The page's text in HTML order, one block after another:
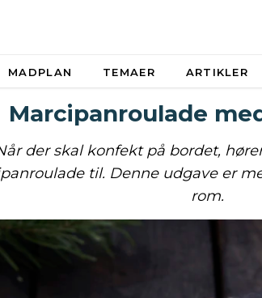
MADPLAN TEMAER ARTIKLER
Marcipanroulade
der skal konfekt på bordet,
til. Denne udgave er
rom.